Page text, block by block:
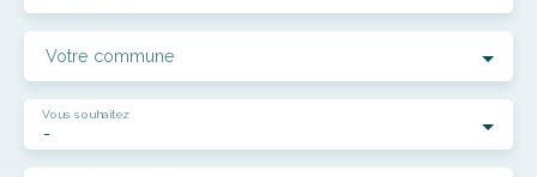
Votre commune
-
Vous souhaitez